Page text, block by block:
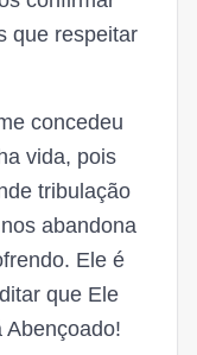
que respeitar
concedeu
vida, pois
tribulação
abandona
Ele é
que Ele
Abençoado!